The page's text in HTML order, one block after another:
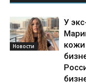
Новости
У